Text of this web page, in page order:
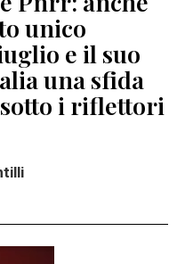
unico
e il suo
una sfida
i riflettori